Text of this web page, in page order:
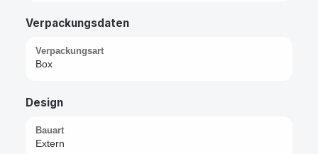
Verpackungsdaten
Verpackungsart
Box
Design
Bauart
Extern